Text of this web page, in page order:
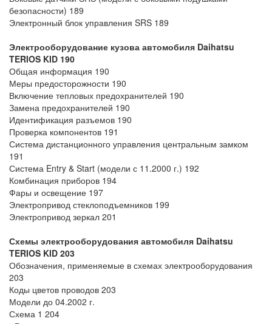
безопасности) 189
Электронный блок управления SRS 189
Электрооборудование кузова автомобиля Daihatsu
TERIOS KID 190
Общая информация 190
Меры предосторожности 190
Включение тепловых предохранителей 190
Замена предохранителей 190
Идентификация разъемов 190
Проверка компонентов 191
Система дистанционного управления центральным замком
191
Система Entry & Start (модели с 11.2000 г.) 192
Комбинация приборов 194
Фары и освещение 197
Электропривод стеклоподъемников 199
Электропривод зеркал 201
Схемы электрооборудования автомобиля Daihatsu
TERIOS KID 203
Обозначения, применяемые в схемах электрооборудования
203
Коды цветов проводов 203
Модели до 04.2002 г.
Схема 1 204